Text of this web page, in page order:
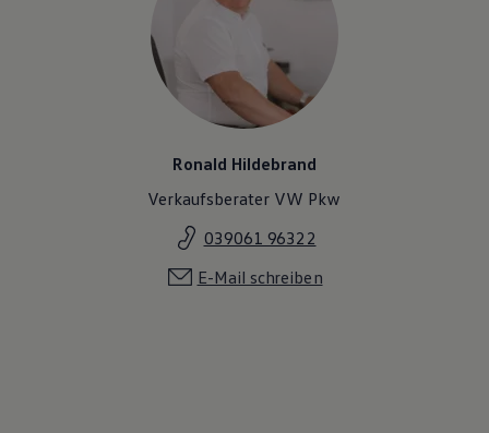
Ronald Hildebrand
Verkaufsberater VW Pkw
039061 96322
E-Mail schreiben